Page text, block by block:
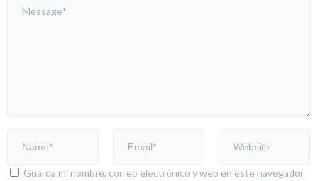
Guarda mi nombre, correo electrónico y web en este navegador